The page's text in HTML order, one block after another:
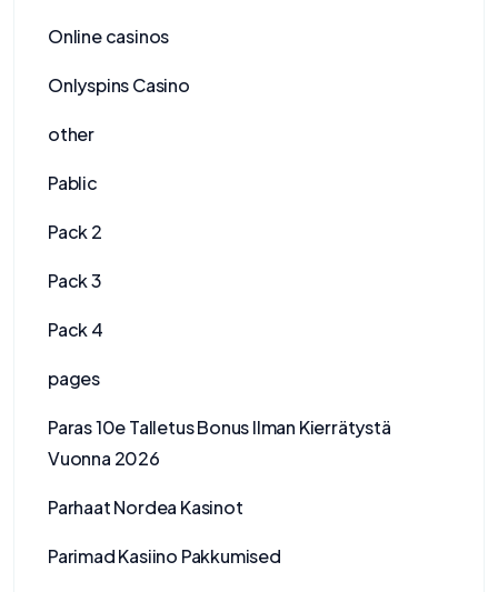
Online casinos
Onlyspins Casino
other
Pablic
Pack 2
Pack 3
Pack 4
pages
Paras 10e Talletus Bonus Ilman Kierrätystä
Vuonna 2026
Parhaat Nordea Kasinot
Parimad Kasiino Pakkumised